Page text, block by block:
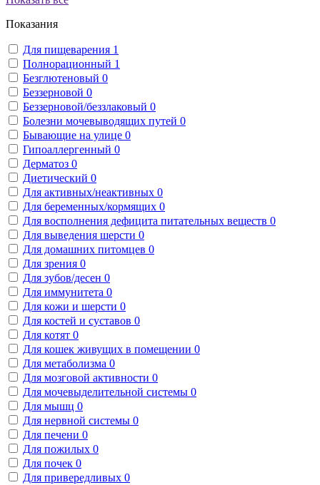
Показания
Для пищеварения 1
Полнорационный 1
Безглютеновый 0
Беззерновой 0
Беззерновой/беззлаковый 0
Болезни мочевыводящих путей 0
Бывающие на улице 0
Гипоаллергенный 0
Дерматоз 0
Диетический 0
Для активных/неактивных 0
Для беременных/кормящих 0
Для восполнения дефицита питательных веществ 0
Для выведения шерсти 0
Для домашних питомцев 0
Для зрения 0
Для зубов/десен 0
Для иммунитета 0
Для кожи и шерсти 0
Для костей и суставов 0
Для котят 0
Для кошек живущих в помещении 0
Для метаболизма 0
Для мозговой активности 0
Для мочевыделительной системы 0
Для мышц 0
Для нервной системы 0
Для печени 0
Для пожилых 0
Для почек 0
Для привередливых 0